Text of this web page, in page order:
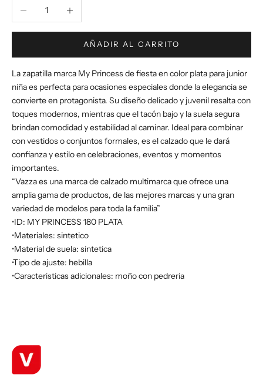
Reducir cantidad
AÑADIR AL CARRITO
La zapatilla marca My Princess de fiesta en color plata para junior
niña es perfecta para ocasiones especiales donde la elegancia se
convierte en protagonista. Su diseño delicado y juvenil resalta con
toques modernos, mientras que el tacón bajo y la suela segura
brindan comodidad y estabilidad al caminar. Ideal para combinar
con vestidos o conjuntos formales, es el calzado que le dará
confianza y estilo en celebraciones, eventos y momentos
importantes.
“Vazza es una marca de calzado multimarca que ofrece una
amplia gama de productos, de las mejores marcas y una gran
variedad de modelos para toda la familia”
•ID: MY PRINCESS 180 PLATA
•Materiales: sintetico
•Material de suela: sintetica
•Tipo de ajuste: hebilla
•Caracteristicas adicionales: moño con pedreria